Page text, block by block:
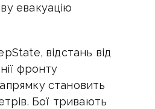
евакуацію
відстань від
фронту
становить
Бої тривають